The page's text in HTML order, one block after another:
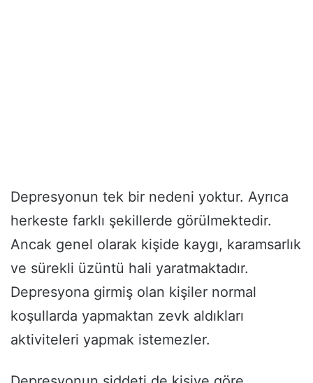
Depresyonun tek bir nedeni yoktur. Ayrıca
herkeste farklı şekillerde görülmektedir.
Ancak genel olarak kişide kaygı, karamsarlık
ve sürekli üzüntü hali yaratmaktadır.
Depresyona girmiş olan kişiler normal
koşullarda yapmaktan zevk aldıkları
aktiviteleri yapmak istemezler.